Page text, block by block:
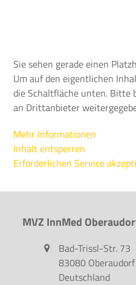
Sie sehen gerade einen
Um auf den eigentlichen
die Schaltfläche unten. Bitte
an Drittanbieter
Mehr Informationen
Inhalt entsperren
Erforderlichen Service
MVZ InnMed
Bad-Trissl-Str. 73
83080 Oberaudorf
Deutschland